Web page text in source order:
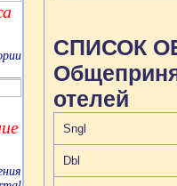
СПИСОК
отелей
Sngl
Dbl